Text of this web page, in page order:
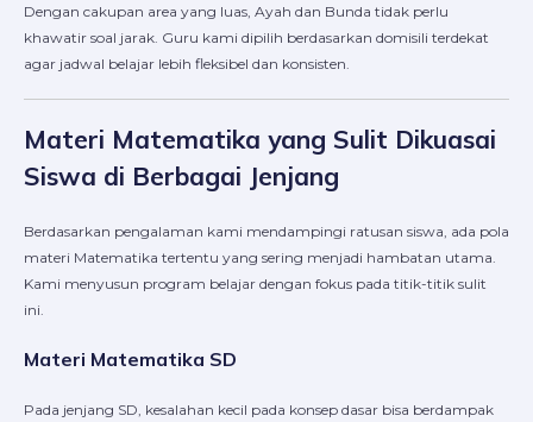
Dengan cakupan area yang luas, Ayah dan Bunda tidak perlu
khawatir soal jarak. Guru kami dipilih berdasarkan domisili terdekat
agar jadwal belajar lebih fleksibel dan konsisten.
Materi Matematika yang Sulit Dikuasai
Siswa di Berbagai Jenjang
Berdasarkan pengalaman kami mendampingi ratusan siswa, ada pola
materi Matematika tertentu yang sering menjadi hambatan utama.
Kami menyusun program belajar dengan fokus pada titik-titik sulit
ini.
Materi Matematika SD
Pada jenjang SD, kesalahan kecil pada konsep dasar bisa berdampak